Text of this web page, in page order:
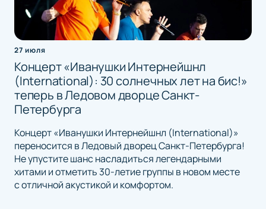
27 июля
Концерт «Иванушки Интернейшнл
(International): 30 солнечных лет на бис!»
теперь в Ледовом дворце Санкт-
Петербурга
Концерт «Иванушки Интернейшнл (International)»
переносится в Ледовый дворец Санкт-Петербурга!
Не упустите шанс насладиться легендарными
хитами и отметить 30-летие группы в новом месте
с отличной акустикой и комфортом.